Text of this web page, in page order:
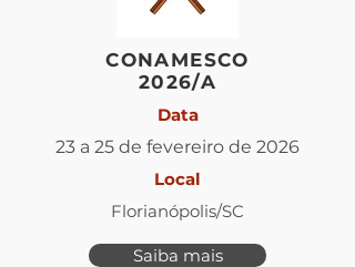
CONAMESCO
2026/A
Data
23 a 25 de fevereiro de 2026
Local
Florianópolis/SC
Saiba mais